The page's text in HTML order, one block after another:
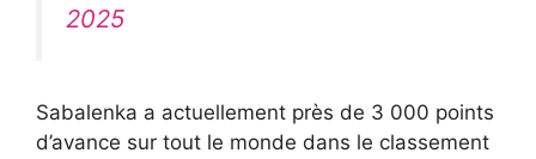
2025
Sabalenka a actuellement près de 3 000 points
d’avance sur tout le monde dans le classement